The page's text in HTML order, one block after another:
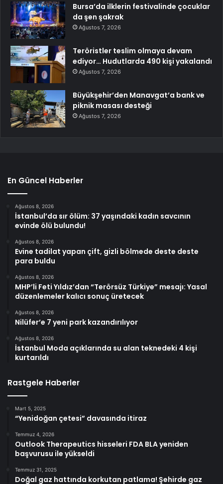
Bursa’da ilklerin festivalinde çocuklar
da şen şakrak
Ağustos 7, 2026
Teröristler teslim olmaya devam
ediyor… Hudutlarda 490 kişi yakalandı
Ağustos 7, 2026
Büyükşehir’den Manavgat’a bank ve
piknik masası desteği
Ağustos 7, 2026
En Güncel Haberler
Ağustos 8, 2026
İstanbul’da sır ölüm: 37 yaşındaki kadın savcının
evinde ölü bulundu!
Ağustos 8, 2026
Evine tadilat yapan çift, gizli bölmede deste deste
para buldu
Ağustos 8, 2026
MHP’li Feti Yıldız’dan “Terörsüz Türkiye” mesajı: Yasal
düzenlemeler kalıcı sonuç üretecek
Ağustos 8, 2026
Nilüfer’e 7 yeni park kazandırılıyor
Ağustos 8, 2026
İstanbul Moda açıklarında su alan teknedeki 4 kişi
kurtarıldı
Rastgele Haberler
Mart 5, 2025
“Yenidoğan çetesi” davasında itiraz
Temmuz 4, 2026
Outlook Therapeutics hisseleri FDA BLA yeniden
başvurusu ile yükseldi
Temmuz 31, 2025
Doğal gaz hattında korkutan patlama! Şehirde gaz